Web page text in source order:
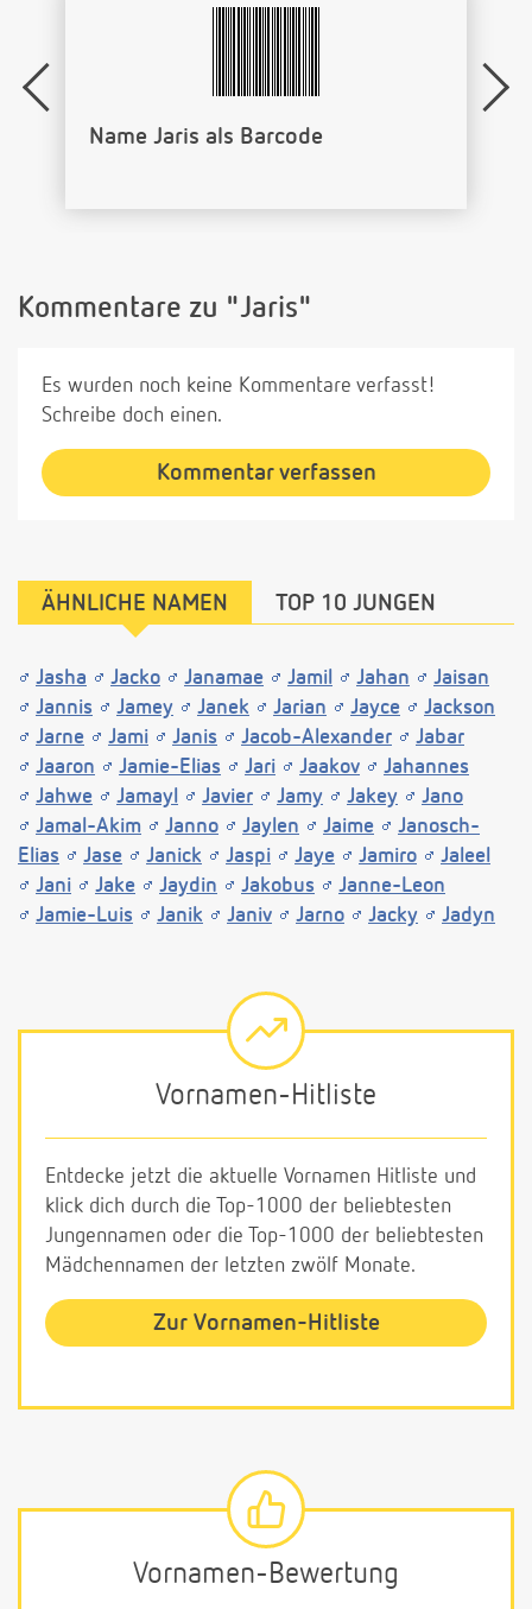
Name Jaris als Barcode
Kommentare zu "Jaris"
Es wurden noch keine Kommentare verfasst!
Schreibe doch einen.
Kommentar verfassen
ÄHNLICHE NAMEN TOP 10 JUNGEN
Jasha Jacko Janamae Jamil Jahan
Jaisan
Jannis
Jamey Janek Jarian Jayce
Jackson
Jarne
Jami Janis Jacob-Alexander
Jabar
Jaaron
Jamie-Elias Jari Jaakov
Jahannes
Jahwe
Jamayl Javier Jamy Jakey
Jano
Jamal-Akim
Janno Jaylen Jaime
Janosch-
Elias
Jase Janick Jaspi Jaye Jamiro
Jaleel
Jani
Jake Jaydin Jakobus
Janne-Leon
Jamie-Luis
Janik Janiv Jarno Jacky Jadyn
Vornamen-Hitliste
Entdecke jetzt die aktuelle Vornamen Hitliste und
klick dich durch die Top-1000 der beliebtesten
Jungennamen oder die Top-1000 der beliebtesten
Mädchennamen der letzten zwölf Monate.
Zur Vornamen-Hitliste
Vornamen-Bewertung